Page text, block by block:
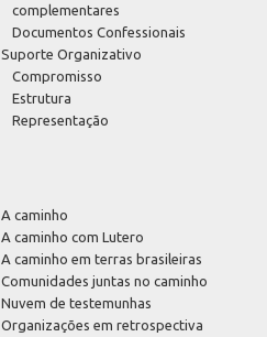
complementares
Documentos Confessionais
Suporte Organizativo
Compromisso
Estrutura
Representação
A caminho
A caminho com Lutero
A caminho em terras brasileiras
Comunidades juntas no caminho
Nuvem de testemunhas
Organizações em retrospectiva